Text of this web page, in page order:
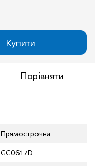
Купити
Порівняти
Прямострочна
GC0617D